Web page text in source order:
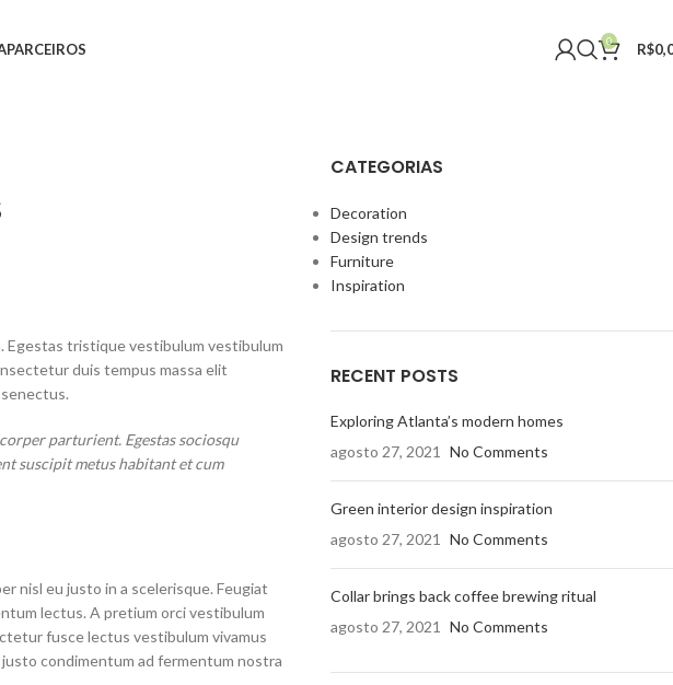
PARCEIROS 0 R$
tristique vestibulum vestibulum
duis tempus massa elit
parturient. Egestas sociosqu
suscipit metus habitant et cum
nisl eu justo in a scelerisque. Feugiat
lectus. A pretium orci vestibulum
fusce lectus vestibulum vivamus
condimentum ad fermentum nostra
CATEGORIAS
Decoration
Design trends
Furniture
Inspiration
RECENT POSTS
Exploring Atlanta’s modern homes
agosto 27, 2021
No Comments
Green interior design inspiration
agosto 27, 2021
No Comments
Collar brings back coffee brewing ritual
agosto 27, 2021
No Comments